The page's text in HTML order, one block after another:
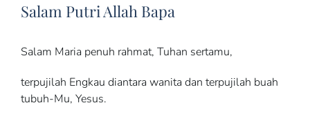
Salam Putri Allah Bapa
Salam Maria penuh rahmat, Tuhan sertamu,
terpujilah Engkau diantara wanita dan terpujilah buah
tubuh-Mu, Yesus.